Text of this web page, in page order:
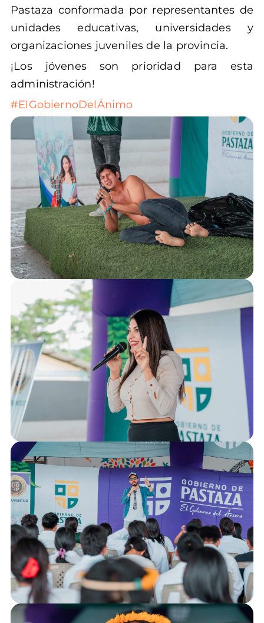
Pastaza conformada por representantes de
unidades educativas, universidades y
organizaciones juveniles de la provincia.
¡Los jóvenes son prioridad para esta
administración!
#ElGobiernoDelÁnimo